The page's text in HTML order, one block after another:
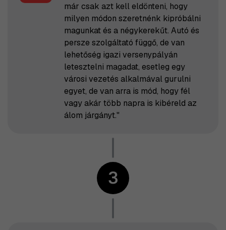
már csak azt kell eldönteni, hogy
milyen módon szeretnénk kipróbálni
magunkat és a négykerekűt. Autó és
persze szolgáltató függő, de van
lehetőség igazi versenypályán
letesztelni magadat, esetleg egy
városi vezetés alkalmával gurulni
egyet, de van arra is mód, hogy fél
vagy akár több napra is kibéreld az
álom járgányt."
3